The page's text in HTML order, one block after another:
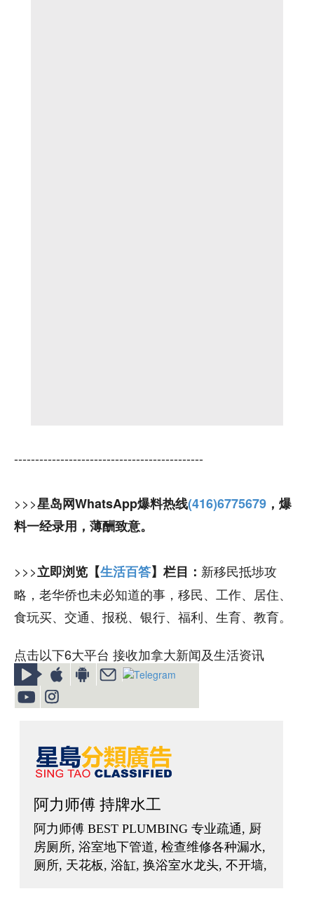
---------------------------------------------
>>>星岛网WhatsApp爆料热线(416)6775679 ，爆
料一经录用，薄酬致意。
>>>立即浏览【生活百答】栏目： 新移民抵埗攻
略，老华侨也未必知道的事，移民、工作、居住、
食玩买、交通、报税、银行、福利、生育、教育。
点击以下6大平台 接收加拿大新闻及生活资讯